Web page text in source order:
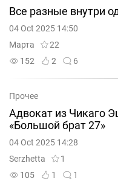
Все разные внутри
04 Oct 2025 14:50
Марта
22
152
2 6
Прочее
Адвокат из Чикаго
«Большой брат 27»
04 Oct 2025 14:28
Serzhetta
1
105
1 1